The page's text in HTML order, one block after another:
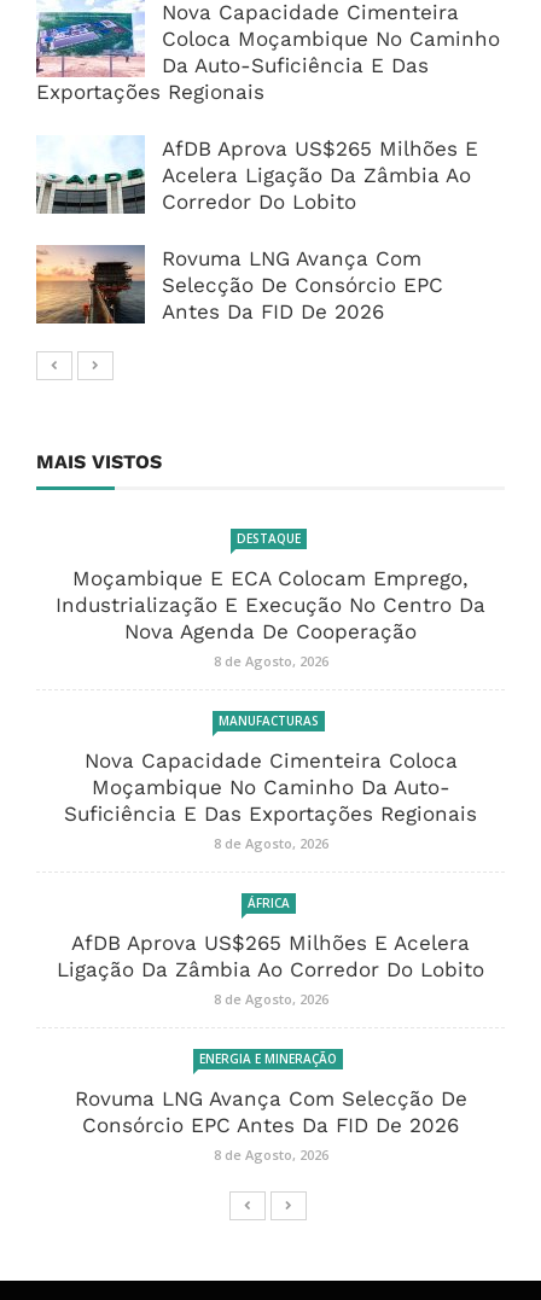
Nova Capacidade Cimenteira
Coloca Moçambique No Caminho
Da Auto-Suficiência E Das
Exportações Regionais
AfDB Aprova US$265 Milhões E
Acelera Ligação Da Zâmbia Ao
Corredor Do Lobito
Rovuma LNG Avança Com
Selecção De Consórcio EPC
Antes Da FID De 2026
MAIS VISTOS
DESTAQUE
Moçambique E ECA Colocam Emprego,
Industrialização E Execução No Centro Da
Nova Agenda De Cooperação
8 de Agosto, 2026
MANUFACTURAS
Nova Capacidade Cimenteira Coloca
Moçambique No Caminho Da Auto-
Suficiência E Das Exportações Regionais
8 de Agosto, 2026
ÁFRICA
AfDB Aprova US$265 Milhões E Acelera
Ligação Da Zâmbia Ao Corredor Do Lobito
8 de Agosto, 2026
ENERGIA E MINERAÇÃO
Rovuma LNG Avança Com Selecção De
Consórcio EPC Antes Da FID De 2026
8 de Agosto, 2026